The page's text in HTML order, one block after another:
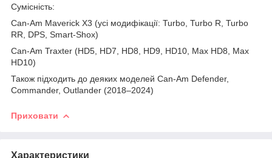
Сумісність:
Can-Am Maverick X3 (усі модифікації: Turbo, Turbo R, Turbo
RR, DPS, Smart-Shox)
Can-Am Traxter (HD5, HD7, HD8, HD9, HD10, Max HD8, Max
HD10)
Також підходить до деяких моделей Can-Am Defender,
Commander, Outlander (2018–2024)
Приховати
Характеристики